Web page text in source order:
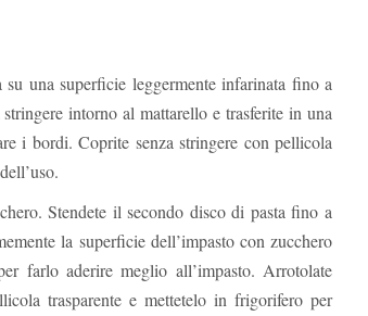
una superficie leggermente infarinata fino a
intorno al mattarello e trasferite in una
i bordi. Coprite senza stringere con pellicola
Stendete il secondo disco di pasta fino a
la superficie dell’impasto con zucchero
farlo aderire meglio all’impasto. Arrotolate
trasparente e mettetelo in frigorifero per